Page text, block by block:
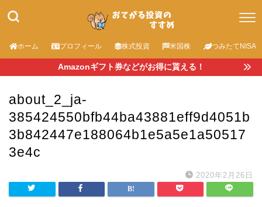
ホーム プロフィール 株式投資 米国株 つみたてNISA
Amazonギフト券などがお得に貰える！
about_2_ja-
385424550bfb44ba43881eff9d4051b
3b842447e188064b1e5a5e1a50517
3e4c
2020年2月26日